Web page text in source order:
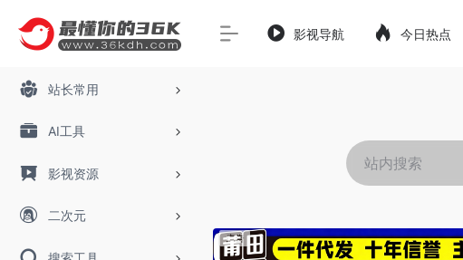
站长常用
AI工具
影视资源
二次元
影视导航 今日热点